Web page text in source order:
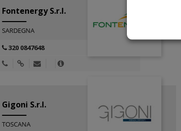
Fontenergy S.r.l.
SARDEGNA
320 0847648
Gigoni S.r.l.
TOSCANA